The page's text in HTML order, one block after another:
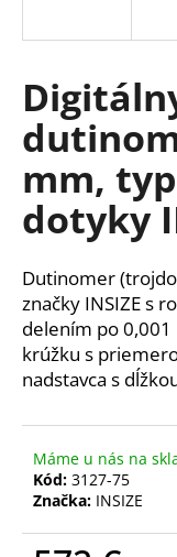
mm,
dotyky
Dutinomer
značky INSIZE s
delením po
krúžku s
nadstavca s
Máme u nás na
Kód: 3127-75
Značka: INSIZE
s
ť
?
O
d
o
ú
m